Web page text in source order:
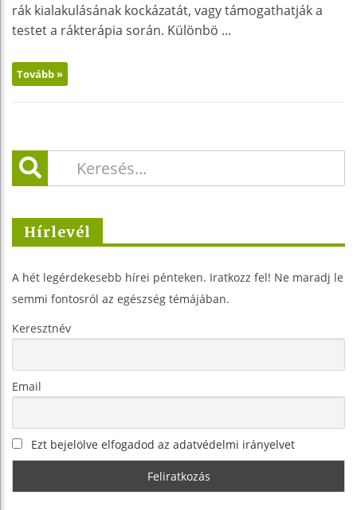
rák kialakulásának kockázatát, vagy támogathatják a
testet a rákterápia során. Különbö ...
Tovább »
Hírlevél
A hét legérdekesebb hírei pénteken. Iratkozz fel! Ne maradj le
semmi fontosról az egészség témájában.
Keresztnév
Email
Ezt bejelölve elfogadod az adatvédelmi irányelvet